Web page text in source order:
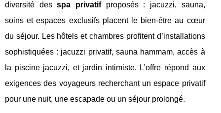
diversité desspa privatifproposés : jacuzzi, sauna,
soins et espaces exclusifs placent le bien-être au cœur
du séjour. Les hôtels et chambres profitent d’installations
sophistiquées : jacuzzi privatif, sauna hammam, accès à
la piscine jacuzzi, et jardin intimiste. L’offre répond aux
exigences des voyageurs recherchant un espace privatif
pour une nuit, une escapade ou un séjour prolongé.